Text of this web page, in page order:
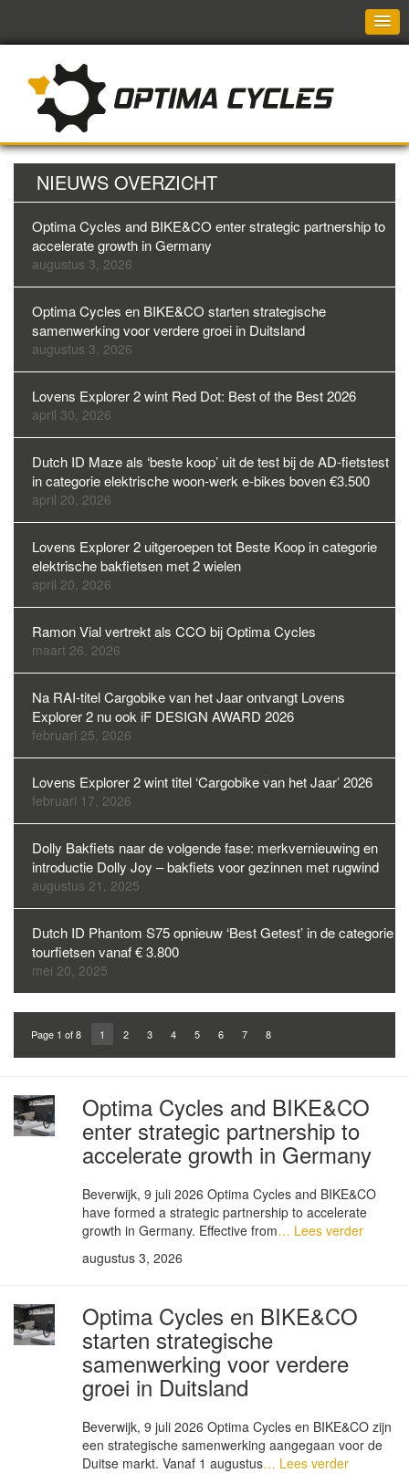
NIEUWS OVERZICHT
Optima Cycles and BIKE&CO enter strategic partnership to
accelerate growth in Germany
augustus 3, 2026
Optima Cycles en BIKE&CO starten strategische
samenwerking voor verdere groei in Duitsland
augustus 3, 2026
Lovens Explorer 2 wint Red Dot: Best of the Best 2026
april 30, 2026
Dutch ID Maze als ‘beste koop’ uit de test bij de AD-fietstest
in categorie elektrische woon-werk e-bikes boven €3.500
april 20, 2026
Lovens Explorer 2 uitgeroepen tot Beste Koop in categorie
elektrische bakfietsen met 2 wielen
april 20, 2026
Ramon Vial vertrekt als CCO bij Optima Cycles
maart 26, 2026
Na RAI-titel Cargobike van het Jaar ontvangt Lovens
Explorer 2 nu ook iF DESIGN AWARD 2026
februari 25, 2026
Lovens Explorer 2 wint titel ‘Cargobike van het Jaar’ 2026
februari 17, 2026
Dolly Bakfiets naar de volgende fase: merkvernieuwing en
introductie Dolly Joy – bakfiets voor gezinnen met rugwind
augustus 21, 2025
Dutch ID Phantom S75 opnieuw ‘Best Getest’ in de categorie
tourfietsen vanaf € 3.800
mei 20, 2025
Page 1 of 8 1 2 3 4 5 6 7 8
Optima Cycles and BIKE&CO
enter strategic partnership to
accelerate growth in Germany
Beverwijk, 9 juli 2026 Optima Cycles and BIKE&CO
have formed a strategic partnership to accelerate
growth in Germany. Effective from… Lees verder
augustus 3, 2026
Optima Cycles en BIKE&CO
starten strategische
samenwerking voor verdere
groei in Duitsland
Beverwijk, 9 juli 2026 Optima Cycles en BIKE&CO zijn
een strategische samenwerking aangegaan voor de
Duitse markt. Vanaf 1 augustus… Lees verder